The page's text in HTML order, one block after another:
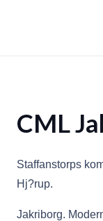
CML
Staffanstorps
Hj?rup.
Jakriborg.